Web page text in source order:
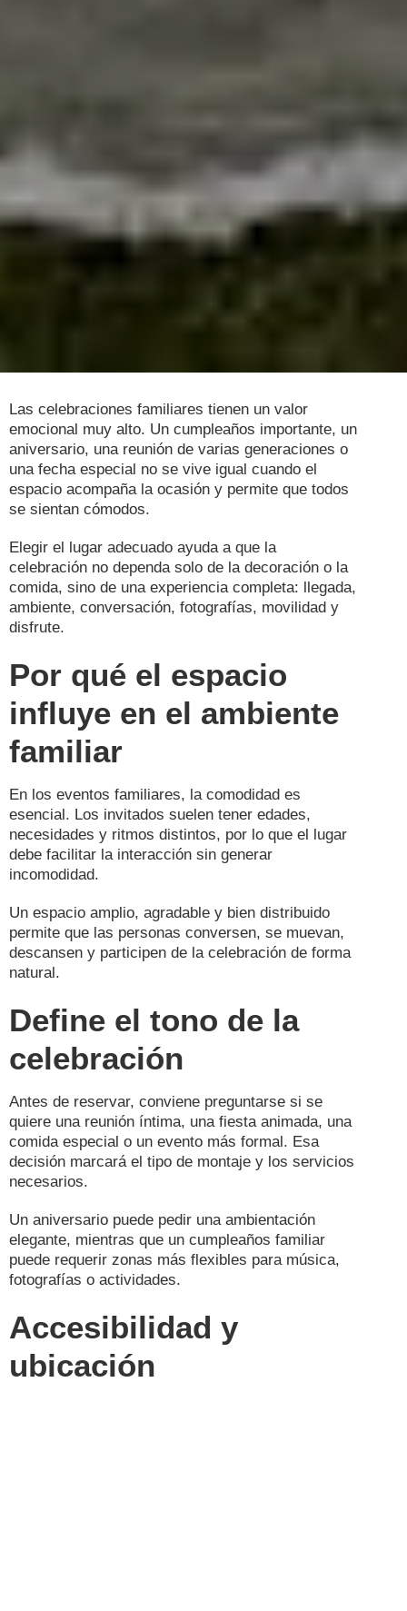
Las celebraciones familiares tienen un valor
emocional muy alto. Un cumpleaños importante, un
aniversario, una reunión de varias generaciones o
una fecha especial no se vive igual cuando el
espacio acompaña la ocasión y permite que todos
se sientan cómodos.
Elegir el lugar adecuado ayuda a que la
celebración no dependa solo de la decoración o la
comida, sino de una experiencia completa: llegada,
ambiente, conversación, fotografías, movilidad y
disfrute.
Por qué el espacio
influye en el ambiente
familiar
En los eventos familiares, la comodidad es
esencial. Los invitados suelen tener edades,
necesidades y ritmos distintos, por lo que el lugar
debe facilitar la interacción sin generar
incomodidad.
Un espacio amplio, agradable y bien distribuido
permite que las personas conversen, se muevan,
descansen y participen de la celebración de forma
natural.
Define el tono de la
celebración
Antes de reservar, conviene preguntarse si se
quiere una reunión íntima, una fiesta animada, una
comida especial o un evento más formal. Esa
decisión marcará el tipo de montaje y los servicios
necesarios.
Un aniversario puede pedir una ambientación
elegante, mientras que un cumpleaños familiar
puede requerir zonas más flexibles para música,
fotografías o actividades.
Accesibilidad y
ubicación